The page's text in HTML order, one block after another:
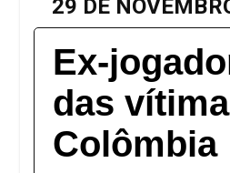
29 DE
Ex-
das
Colômbia